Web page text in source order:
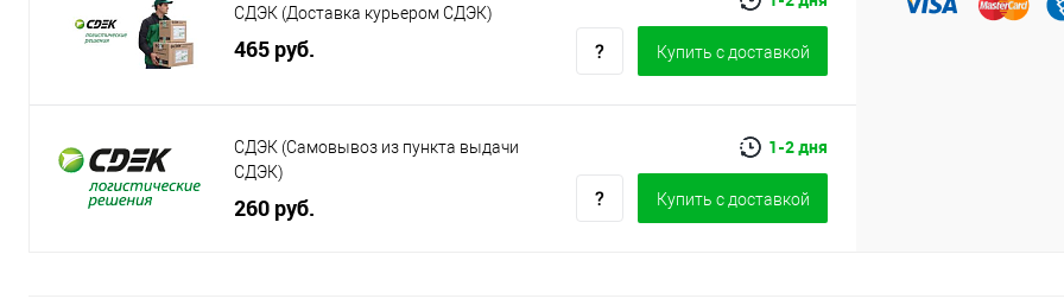
СДЭК (Доставка курьером СДЭК)
465 руб. Купить c доставкой
СДЭК (Самовывоз из пункта выдачи
СДЭК)
260 руб.
1-2 дня
Купить c доставкой